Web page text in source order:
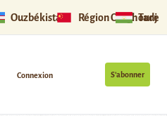
Ouzbékistan Région Ouïghoure
S’abonner
Connexion